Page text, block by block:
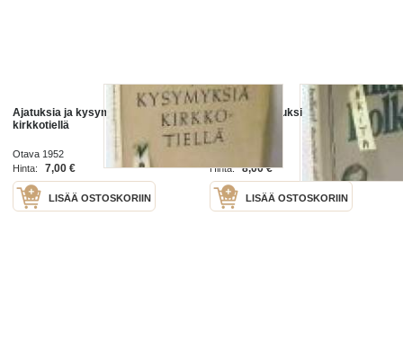
Ajatuksia ja kysymyksiä
kirkkotiellä
Otava 1952
Hinta:
7,00 €
LISÄÄ OSTOSKORIIN
itsenäisiä ajatuksia Harri Holkeri
Hinta:
8,00 €
LISÄÄ OSTOSKORIIN